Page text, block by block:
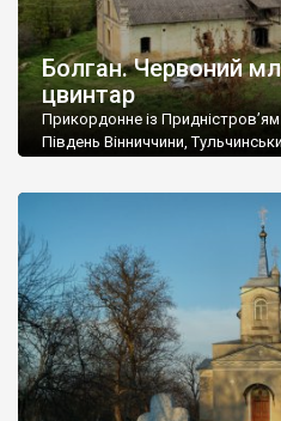
Болган. Червоний
цвинтар
Прикордонне із
Південь Вінниччини,
старовинний цвинтар із
збереглися, написані
мовою. За всіма традиційними
український. Хрести датуються
роках Болган […]